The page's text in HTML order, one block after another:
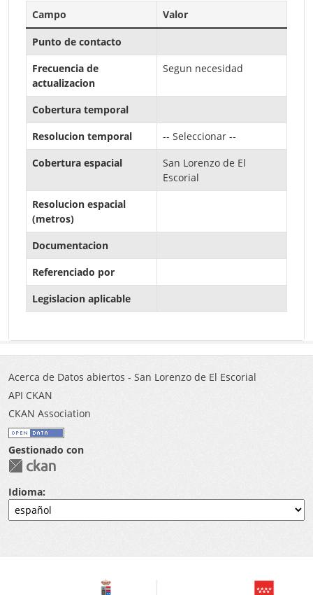
Campo Valor
Punto de contacto
Frecuencia de
actualizacion
Segun necesidad
Cobertura temporal
Resolucion temporal
-- Seleccionar --
Cobertura espacial
San Lorenzo de El
Escorial
Resolucion espacial
(metros)
Documentacion
Referenciado por
Legislacion aplicable
Acerca de Datos abiertos - San Lorenzo de El Escorial
API CKAN
CKAN Association
Gestionado con
Idioma